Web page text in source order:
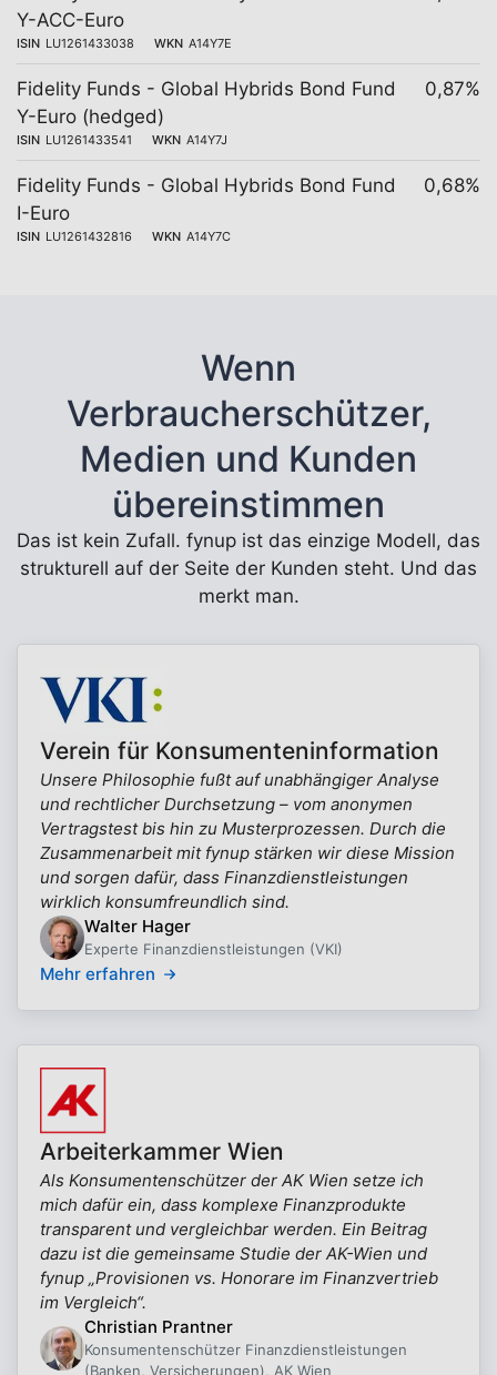
Y-ACC-Euro
ISIN LU1261433038 WKN A14Y7E
Fidelity Funds - Global Hybrids Bond Fund
Y-Euro (hedged)
ISIN LU1261433541 WKN A14Y7J
0,87%
Fidelity Funds - Global Hybrids Bond Fund
I-Euro
ISIN LU1261432816 WKN A14Y7C
0,68%
Wenn
Verbraucherschützer,
Medien und Kunden
übereinstimmen
Das ist kein Zufall. fynup ist das einzige Modell, das
strukturell auf der Seite der Kunden steht. Und das
merkt man.
Verein für Konsumenteninformation
Unsere Philosophie fußt auf unabhängiger Analyse
und rechtlicher Durchsetzung – vom anonymen
Vertragstest bis hin zu Musterprozessen. Durch die
Zusammenarbeit mit fynup stärken wir diese Mission
und sorgen dafür, dass Finanzdienstleistungen
wirklich konsumfreundlich sind.
Walter Hager
Experte Finanzdienstleistungen (VKI)
Mehr erfahren
Arbeiterkammer Wien
Als Konsumentenschützer der AK Wien setze ich
mich dafür ein, dass komplexe Finanzprodukte
transparent und vergleichbar werden. Ein Beitrag
dazu ist die gemeinsame Studie der AK-Wien und
fynup „Provisionen vs. Honorare im Finanzvertrieb
im Vergleich“.
Christian Prantner
Konsumentenschützer Finanzdienstleistungen
(Banken, Versicherungen), AK Wien